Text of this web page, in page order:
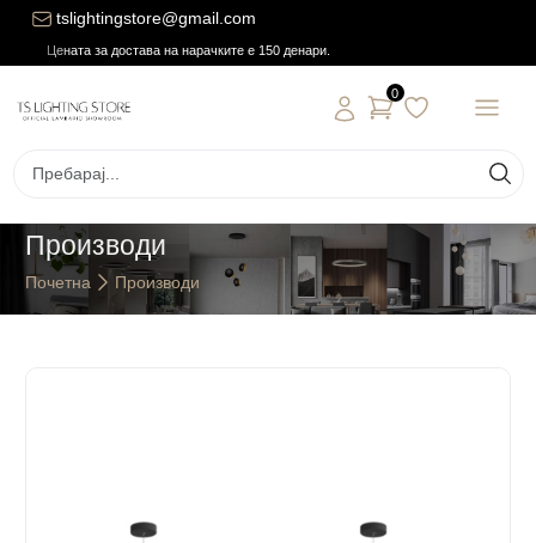
tslightingstore@gmail.com
Цената за достава на нарачките е 150 денари.
0
Производи
Почетна Производи